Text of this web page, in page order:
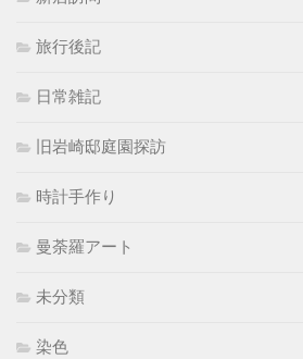
旅行後記
日常雑記
旧岩崎邸庭園探訪
時計手作り
曼荼羅アート
未分類
染色